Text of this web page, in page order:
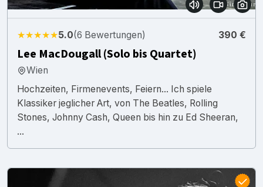
★★★★★5.0(6 Bewertungen) 390 €
Lee MacDougall (Solo bis Quartet)
Wien
Hochzeiten, Firmenevents, Feiern... Ich spiele
Klassiker jeglicher Art, von The Beatles, Rolling
Stones, Johnny Cash, Queen bis hin zu Ed Sheeran,
...